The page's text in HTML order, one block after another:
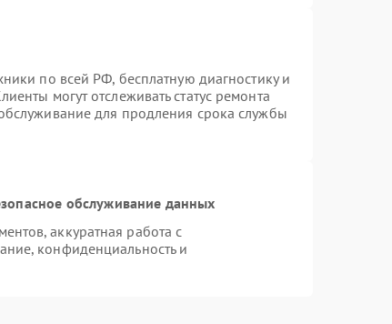
по всей РФ, бесплатную диагностику и
могут отслеживать статус ремонта
для продления срока службы
обслуживание данных
аккуратная работа с
конфиденциальность и